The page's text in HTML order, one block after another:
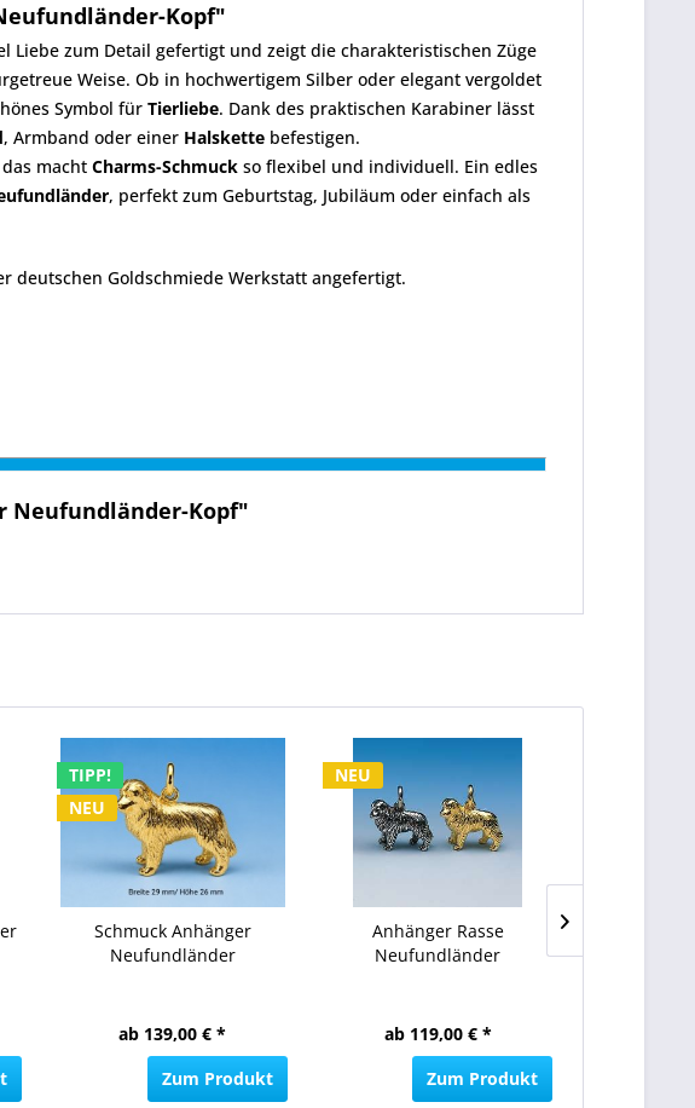
Kopf"
Liebe zum Detail gefertigt und zeigt die charakteristischen Züge
Weise. Ob in hochwertigem Silber oder elegant vergoldet
Symbol für Tierliebe. Dank des praktischen Karabiner lässt
, Armband oder einer Halskette befestigen.
macht Charms-Schmuck so flexibel und individuell. Ein edles
, perfekt zum Geburtstag, Jubiläum oder einfach als
deutschen Goldschmiede Werkstatt angefertigt.
Neufundländer-Kopf"
TIPP!
NEU
Schmuck Anhänger
Neufundländer
ab 139,00 € *
Zum Produkt
NEU
Anhänger Rasse
Neufundländer
ab 119,00 € *
Zum Produkt